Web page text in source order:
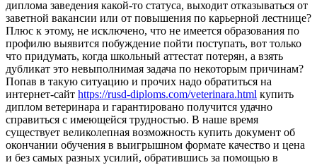
диплома заведения какой-то статуса, выходит отказываться от
заветной вакансии или от повышения по карьерной лестнице?
Плюс к этому, не исключено, что не имеется образования по
профилю выявится побуждение пойти поступать, вот только
что придумать, когда школьный аттестат потерян, а взять
дубликат это невыполнимая задача по некоторым причинам?
Попав в такую ситуацию и прочих надо обратиться на
интернет-сайт https://rusd-diploms.com/veterinara.html купить
диплом ветеринара и гарантировано получится удачно
справиться с имеющейся трудностью. В наше время
существует великолепная возможность купить документ об
окончании обучения в выигрышном формате качество и цена
и без самых разных усилий, обратившись за помощью в